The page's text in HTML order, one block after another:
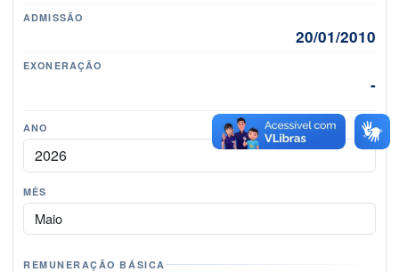
ADMISSÃO
20/01/2010
EXONERAÇÃO
-
ANO
MÊS
Mês
REMUNERAÇÃO BÁSICA